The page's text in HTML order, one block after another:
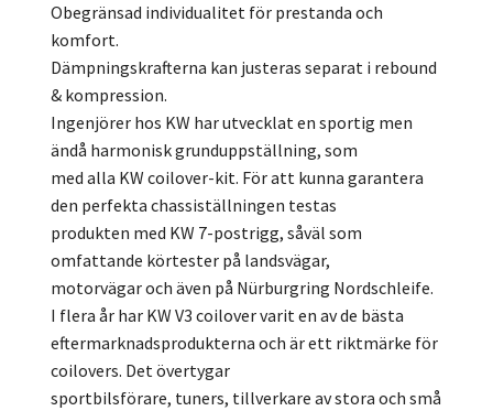
Obegränsad individualitet för prestanda och
komfort.
Dämpningskrafterna kan justeras separat i rebound
& kompression.
Ingenjörer hos KW har utvecklat en sportig men
ändå harmonisk grunduppställning, som
med alla KW coilover-kit. För att kunna garantera
den perfekta chassiställningen testas
produkten med KW 7-postrigg, såväl som
omfattande körtester på landsvägar,
motorvägar och även på Nürburgring Nordschleife.
I flera år har KW V3 coilover varit en av de bästa
eftermarknadsprodukterna och är ett riktmärke för
coilovers. Det övertygar
sportbilsförare, tuners, tillverkare av stora och små